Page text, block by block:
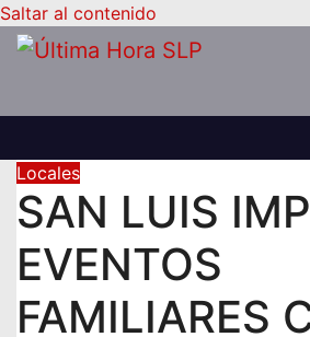
Saltar al contenido
Locales
SAN LUIS
EVENTOS
FAMILIARES